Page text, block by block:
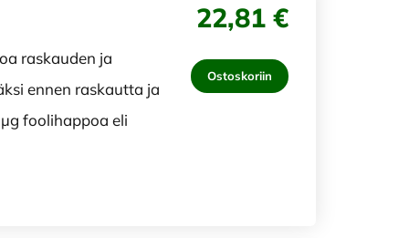
raskauden ja
ennen raskautta ja
foolihappoa eli
22,81 €
Ostoskoriin